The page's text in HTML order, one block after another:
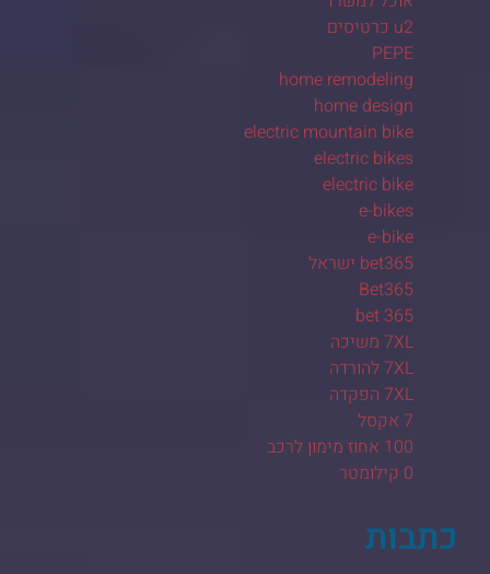
u2 כרטיסים
PEPE
home remodeling
home design
electric mountain bike
electric bikes
electric bike
e-bikes
e-bike
bet365 ישראל
Bet365
bet 365
7XL משיכה
7XL להורדה
7XL הפקדה
7 אקסל
100 אחוז מימון לרכב
0 קילומטר
כתבות